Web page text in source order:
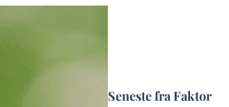
Seneste fra Faktor